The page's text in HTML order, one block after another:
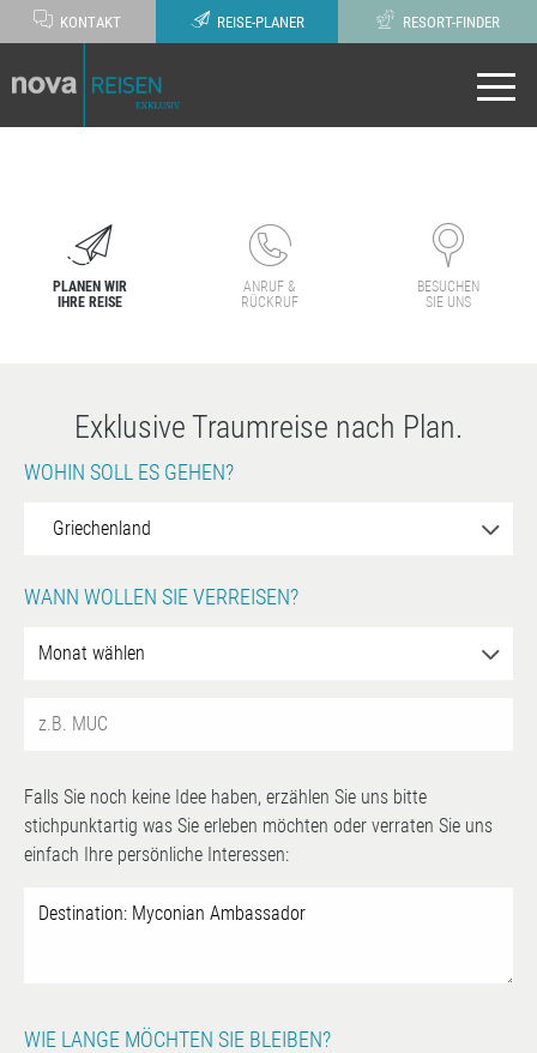
KONTAKT REISE-PLANER RESORT-FINDER
PLANEN WIR
IHRE REISE
ANRUF &
RÜCKRUF
BESUCHEN
SIE UNS
Exklusive Traumreise nach Plan.
WOHIN SOLL ES GEHEN?
WANN WOLLEN SIE VERREISEN?
Falls Sie noch keine Idee haben, erzählen Sie uns bitte
stichpunktartig was Sie erleben möchten oder verraten Sie uns
einfach Ihre persönliche Interessen:
WIE LANGE MÖCHTEN SIE BLEIBEN?